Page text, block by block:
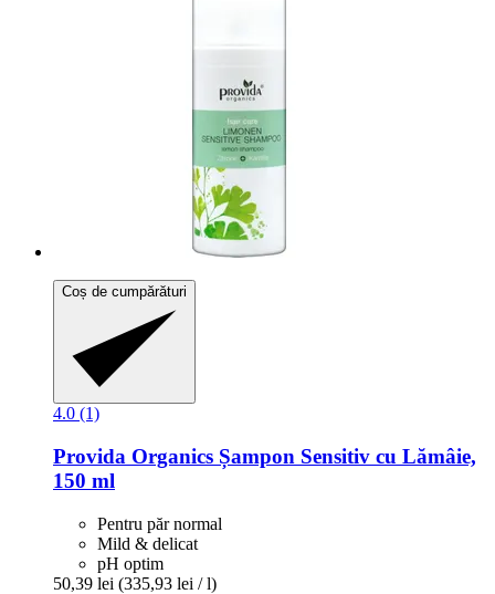
Coș de cumpărături
4.0 (1)
Provida Organics Șampon Sensitiv cu Lămâie,
150 ml
Pentru păr normal
Mild & delicat
pH optim
50,39 lei (335,93 lei / l)